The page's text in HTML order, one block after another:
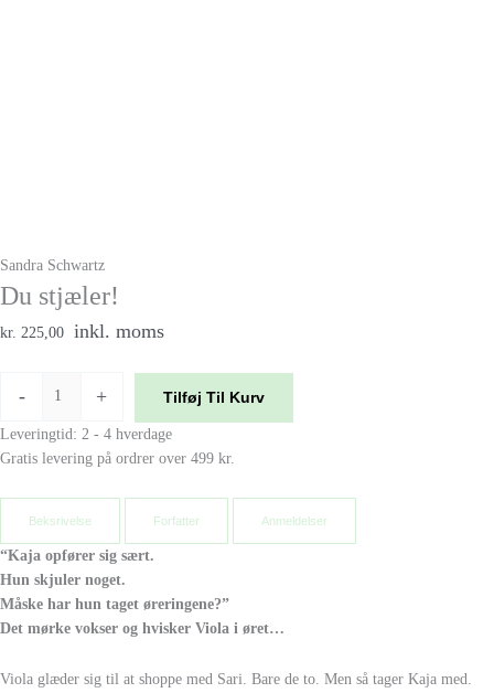
Sandra Schwartz
Du stjæler!
kr. 225,00 inkl. moms
- + Tilføj Til Kurv
Leveringtid: 2 - 4 hverdage
Gratis levering på ordrer over 499 kr.
Beksrivelse Forfatter Anmeldelser
“Kaja opfører sig sært.
Hun skjuler noget.
Måske har hun taget øreringene?”
Det mørke vokser og hvisker Viola i øret…
Viola glæder sig til at shoppe med Sari. Bare de to. Men så tager Kaja med.